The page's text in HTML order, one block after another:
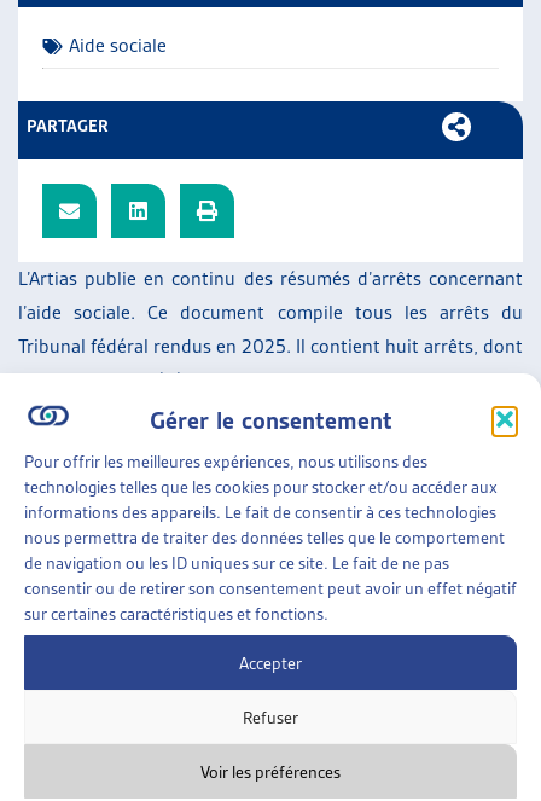
Gérer le consentement
Pour offrir les meilleures expériences, nous utilisons des
technologies telles que les cookies pour stocker et/ou accéder aux
informations des appareils. Le fait de consentir à ces technologies
nous permettra de traiter des données telles que le comportement
de navigation ou les ID uniques sur ce site. Le fait de ne pas
consentir ou de retirer son consentement peut avoir un effet négatif
sur certaines caractéristiques et fonctions.
Accepter
Refuser
Voir les préférences
L’Artias publie en continu des résumés d’arrêts concernant
l’aide sociale. Ce document compile tous les arrêts du
Tribunal fédéral rendus en 2025. Il contient huit arrêts, dont
aucun n’est suggéré pour publication.
Pendant la période passée sous revue, la Haute cour a traité
des sujets suivants :
dessaisissement de fortune ;
contribution de concubinage ;
domicile d’assistance d’un enfant qui ne vit pas chez
ses parents ;
caractère raisonnablement exigible de mesures
SUR LE MÊME THÈME…
Aide sociale
PARTAGER